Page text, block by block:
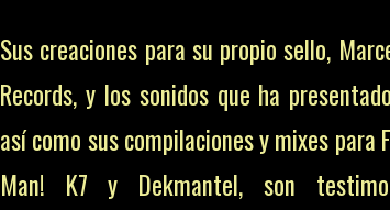
Sus creaciones para su propio sello,
Records, y los sonidos que ha
así como sus compilaciones y mixes para
Man! K7 y Dekmantel, son